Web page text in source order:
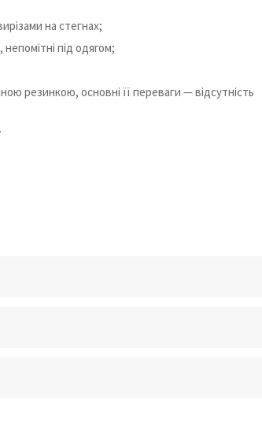
на стегнах;
під одягом;
резинкою, основні її переваги — відсутність